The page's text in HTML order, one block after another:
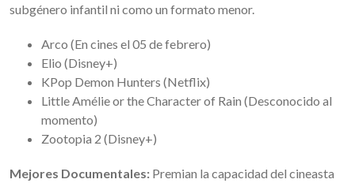
subgénero infantil ni como un formato menor.
Arco (En cines el 05 de febrero)
Elio (Disney+)
KPop Demon Hunters (Netflix)
Little Amélie or the Character of Rain (Desconocido al
momento)
Zootopia 2 (Disney+)
Mejores Documentales: Premian la capacidad del cineasta